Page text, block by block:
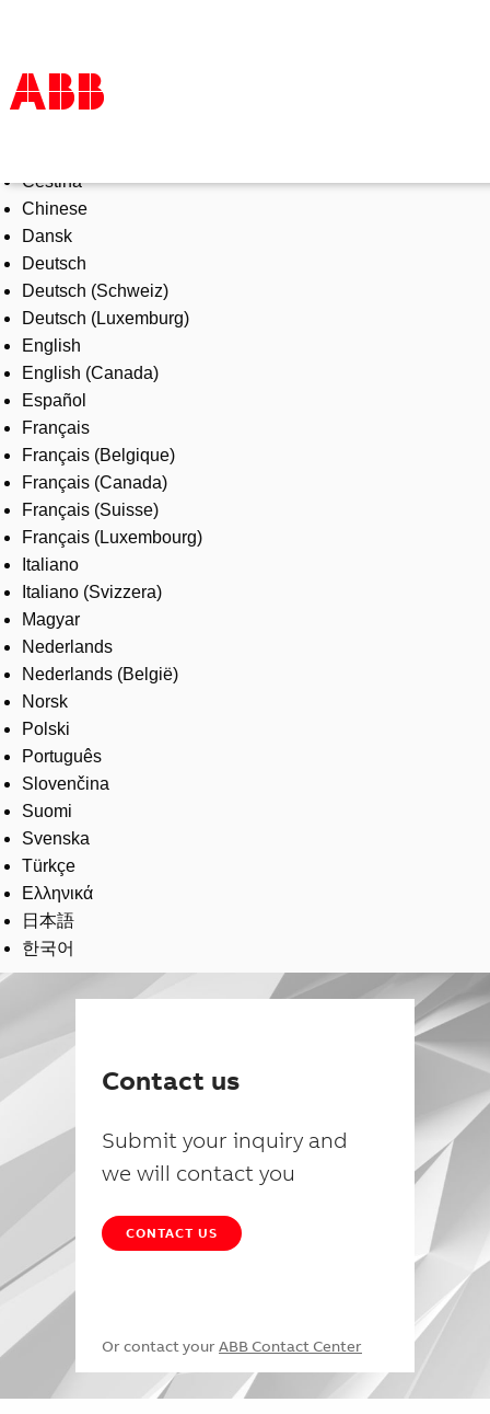
Products & Solutions
Industries
Services
About us
Where to buy
Contact us
Careers
Čeština
Chinese
Dansk
Deutsch
Deutsch (Schweiz)
Deutsch (Luxemburg)
English
English (Canada)
Español
Français
Français (Belgique)
Français (Canada)
Français (Suisse)
Français (Luxembourg)
Italiano
Italiano (Svizzera)
Magyar
Nederlands
Nederlands (België)
Norsk
Polski
Português
Slovenčina
Suomi
Svenska
Türkçe
Ελληνικά
日本語
한국어
Contact us
Submit your inquiry and
we will contact you
CONTACT US
Or contact your ABB Contact Center